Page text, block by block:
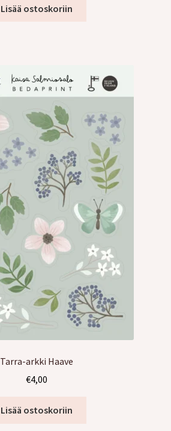
Lisää ostoskoriin
Tarra-arkki Haave
€4,00
Lisää ostoskoriin